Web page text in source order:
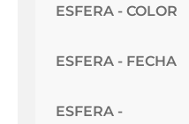
ESFERA - COLOR
ESFERA - FECHA
ESFERA -